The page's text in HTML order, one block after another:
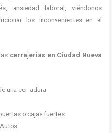
ansiedad laboral, viéndonos
los inconvenientes en el
cerrajerias en Ciudad Nueva
una cerradura
o cajas fuertes